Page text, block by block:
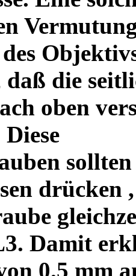
die
oben
drücken
Damit
0.5 mm